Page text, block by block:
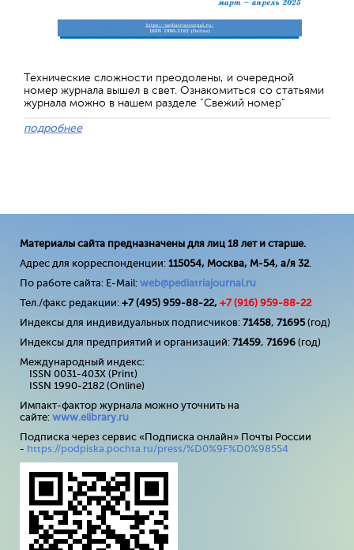
Технические сложности преодолены, и очередной
номер журнала вышел в свет. Ознакомиться со статьями
журнала можно в нашем разделе "Свежий номер"
подробнее
Материалы сайта предназначены для лиц 18 лет и старше.
Адрес для корреспонденции: 115054, Москва, М-54, а/я 32.
По работе сайта: E-Mail: web@pediatriajournal.ru
Тел./факс редакции: +7 (495) 959-88-22, +7 (916) 959-88-22
Индексы для индивидуальных подписчиков: 71458, 71695(год)
Индексы для предприятий и организаций: 71459, 71696 (год)
Международный индекс:
ISSN 0031-403X (Print)
ISSN 1990-2182 (Online)
Импакт-фактор журнала можно уточнить на
сайте: www.elibrary.ru
Подписка через сервис «Подписка онлайн» Почты России
- https://podpiska.pochta.ru/press/%D0%9F%D0%98554